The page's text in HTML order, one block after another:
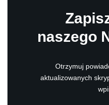
naszego
Otrzymuj
aktualizowanych